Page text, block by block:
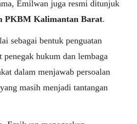
Emilwan juga resmi ditunjuk
PKBM Kalimantan Barat.
sebagai bentuk penguatan
penegak hukum dan lembaga
dalam menjawab persoalan
masih menjadi tantangan